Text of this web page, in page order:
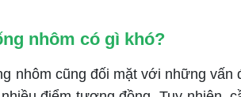
nhôm có gì khó?
nhôm cũng đối mặt với những vấn